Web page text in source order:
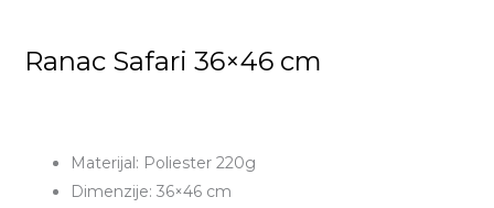
Ranac Safari 36×46 cm
Materijal: Poliester 220g
Dimenzije: 36×46 cm